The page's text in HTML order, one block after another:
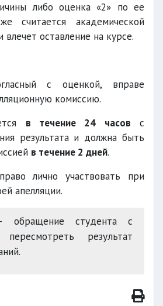
либо оценка «2» по ее
считается академической
оставление на курсе.
с оценкой, вправе
комиссию.
в течение 24 часов с
результата и должна быть
в течение 2 дней.
лично участвовать при
апелляции.
студента с
пересмотреть результат